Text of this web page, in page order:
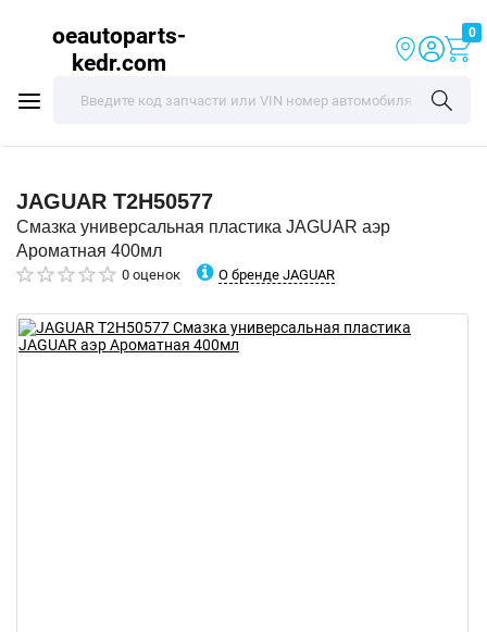
oeautoparts-
kedr.com
0
JAGUAR T2H50577
Смазка универсальная пластика JAGUAR аэр
Ароматная 400мл
0 оценок О бренде JAGUAR